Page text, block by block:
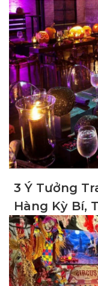
3 Ý Tưởng
Hàng Kỳ Bí,
Gian